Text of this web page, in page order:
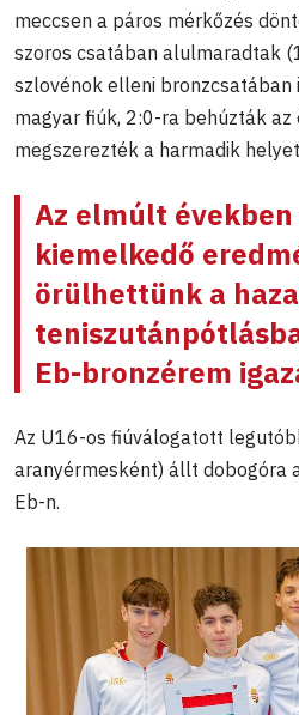
meccsen a páros mérkőzés
szoros csatában alulmaradtak
szlovénok elleni bronzcsatában
magyar fiúk, 2:0-ra behúzták az
megszerezték a harmadik
Az elmúlt
kiemelkedő
örülhettünk a
Eb-bronzérem
Az U16-os fiúválogatott
aranyérmesként) állt dobogóra
Eb-n.